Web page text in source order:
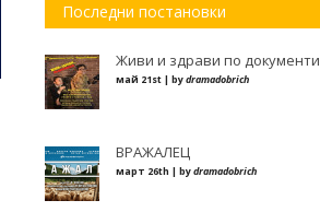
Последни постановки
Живи и здрави по документи
май 21st | bydramadobrich
ВРАЖАЛЕЦ
март 26th | bydramadobrich